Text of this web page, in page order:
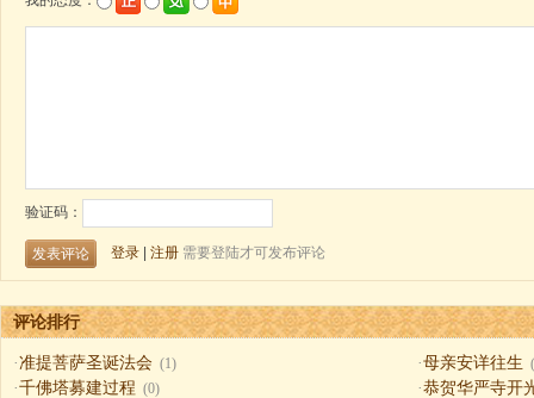
评论排行
·准提菩萨圣诞法会 (1) ·母亲安详往生
·千佛塔募建过程 (0) ·恭贺华严寺开